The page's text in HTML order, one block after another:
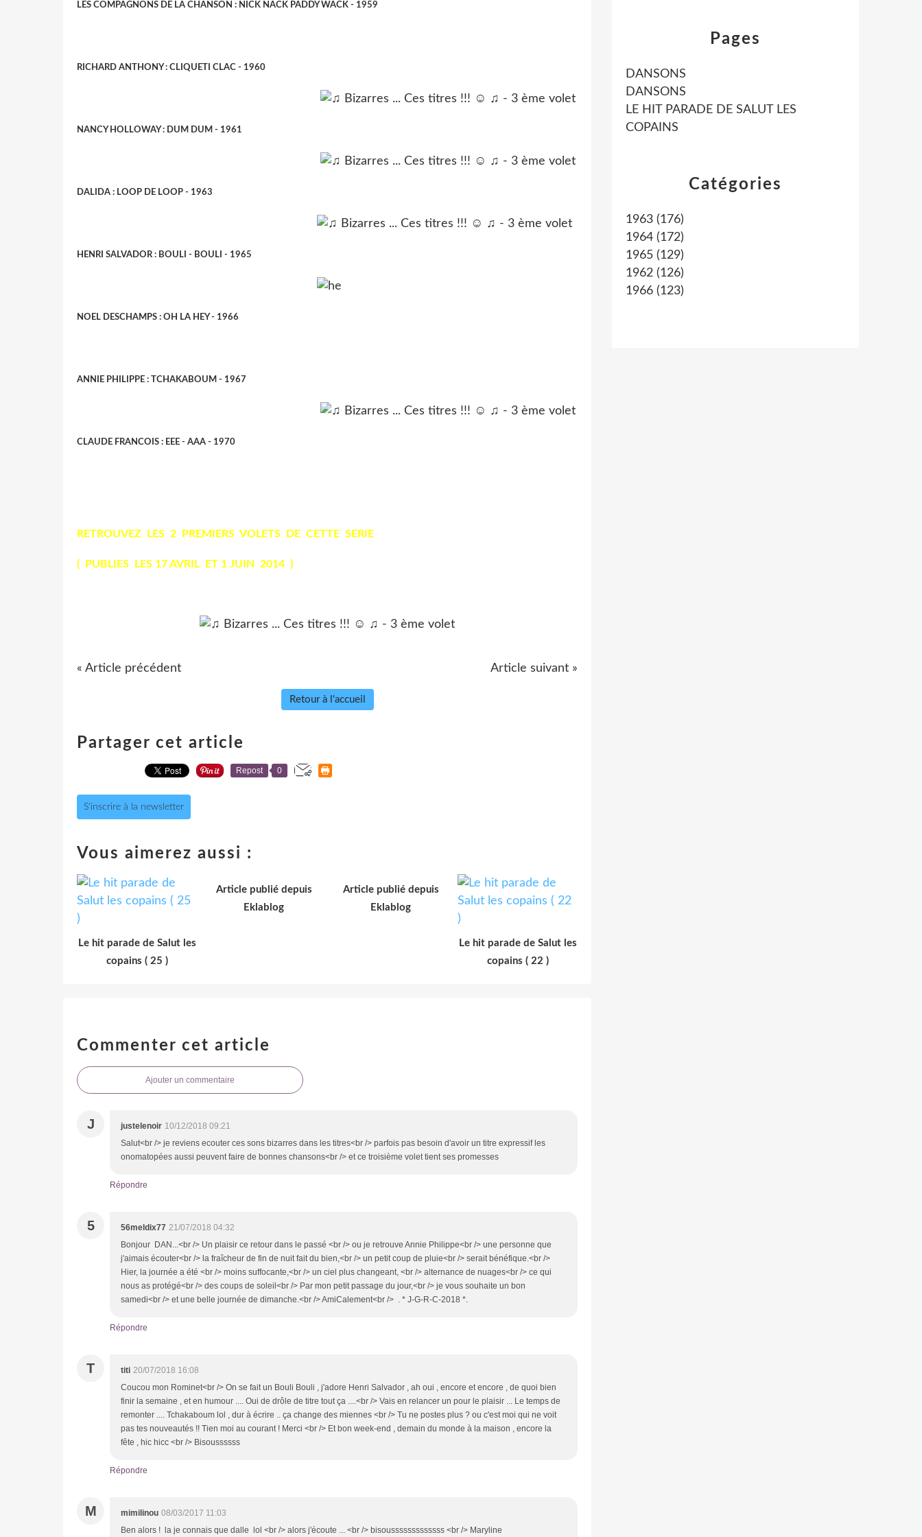
LES COMPAGNONS DE LA CHANSON : NICK NACK PADDY WACK - 1959
RICHARD ANTHONY : CLIQUETI CLAC - 1960
NANCY HOLLOWAY : DUM DUM - 1961
DALIDA : LOOP DE LOOP - 1963
HENRI SALVADOR : BOULI - BOULI - 1965
NOEL DESCHAMPS : OH LA HEY - 1966
ANNIE PHILIPPE : TCHAKABOUM - 1967
CLAUDE FRANCOIS : EEE - AAA - 1970
RETROUVEZ LES 2 PREMIERS VOLETS DE CETTE SERIE
( PUBLIES LES 17 AVRIL ET 1 JUIN 2014 )
« Article précédent Article suivant »
Retour à l'accueil
Partager cet article
Repost 0
S'inscrire à la newsletter
Vous aimerez aussi :
Le hit parade de Salut les
copains ( 25 )
Article publié depuis
Eklablog
Article publié depuis
Eklablog
Le hit parade de Salut les
copains ( 22 )
Commenter cet article
Ajouter un commentaire
J justelenoir 10/12/2018 09:21
Salut<br /> je reviens ecouter ces sons bizarres dans les titres<br /> parfois pas besoin d'avoir un titre expressif les
onomatopées aussi peuvent faire de bonnes chansons<br /> et ce troisième volet tient ses promesses
Répondre
5 56meldix77 21/07/2018 04:32
Bonjour DAN...<br /> Un plaisir ce retour dans le passé <br /> ou je retrouve Annie Philippe<br /> une personne que
j'aimais écouter<br /> la fraîcheur de fin de nuit fait du bien,<br /> un petit coup de pluie<br /> serait bénéfique.<br />
Hier, la journée a été <br /> moins suffocante,<br /> un ciel plus changeant, <br /> alternance de nuages<br /> ce qui
nous as protégé<br /> des coups de soleil<br /> Par mon petit passage du jour,<br /> je vous souhaite un bon
samedi<br /> et une belle journée de dimanche.<br /> AmiCalement<br /> . * J-G-R-C-2018 *.
Répondre
T titi 20/07/2018 16:08
Coucou mon Rominet<br /> On se fait un Bouli Bouli , j'adore Henri Salvador , ah oui , encore et encore , de quoi bien
finir la semaine , et en humour .... Oui de drôle de titre tout ça ....<br /> Vais en relancer un pour le plaisir ... Le temps de
remonter .... Tchakaboum lol , dur à écrire .. ça change des miennes <br /> Tu ne postes plus ? ou c'est moi qui ne voit
pas tes nouveautés !! Tien moi au courant ! Merci <br /> Et bon week-end , demain du monde à la maison , encore la
fête , hic hicc <br /> Bisoussssss
Répondre
M mimilinou 08/03/2017 11:03
Ben alors ! la je connais que dalle lol <br /> alors j'écoute ... <br /> bisousssssssssssss <br /> Maryline
Catégories
1963 (176)
1964 (172)
1965 (129)
1962 (126)
1966 (123)
Pages
DANSONS
DANSONS
LE HIT PARADE DE SALUT LES
COPAINS